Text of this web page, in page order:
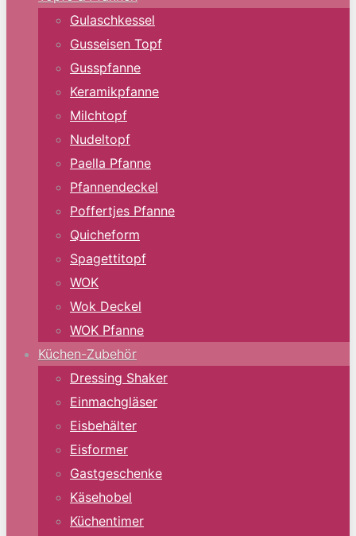
Gulaschkessel
Gusseisen Topf
Gusspfanne
Keramikpfanne
Milchtopf
Nudeltopf
Paella Pfanne
Pfannendeckel
Poffertjes Pfanne
Quicheform
Spagettitopf
WOK
Wok Deckel
WOK Pfanne
Küchen-Zubehör
Dressing Shaker
Einmachgläser
Eisbehälter
Eisformer
Gastgeschenke
Käsehobel
Küchentimer